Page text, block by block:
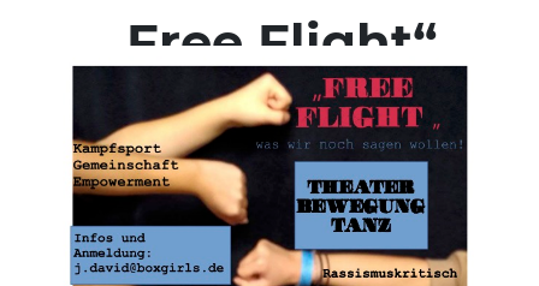
„Free Flight“
Oktober 30, 2023